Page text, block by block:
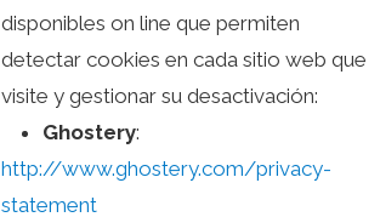
disponibles on line que permiten
detectar cookies en cada sitio web que
visite y gestionar su desactivación:
Ghostery:
http://www.ghostery.com/privacy-
statement